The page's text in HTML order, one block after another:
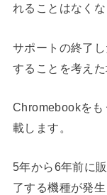
れることはなくな
サポートの終了
することを考え
Chromebookをも
載します。
5年から6年前に
了する機種が発生